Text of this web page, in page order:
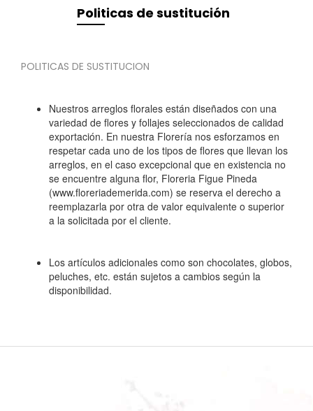
Politicas de sustitución
POLITICAS DE SUSTITUCION
Nuestros arreglos florales están diseñados con una
variedad de flores y follajes seleccionados de calidad
exportación. En nuestra Florería nos esforzamos en
respetar cada uno de los tipos de flores que llevan los
arreglos, en el caso excepcional que en existencia no
se encuentre alguna flor, Floreria Figue Pineda
(www.floreriademerida.com) se reserva el derecho a
reemplazarla por otra de valor equivalente o superior
a la solicitada por el cliente.
Los artículos adicionales como son chocolates, globos,
peluches, etc. están sujetos a cambios según la
disponibilidad.